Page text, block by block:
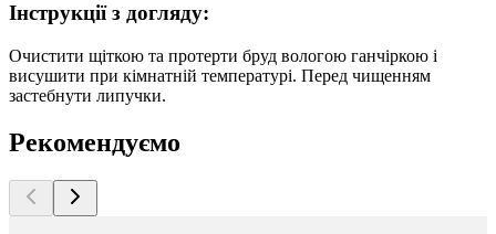
Інструкції з догляду:
Очистити щіткою та протерти бруд вологою ганчіркою і
висушити при кімнатній температурі. Перед чищенням
застебнути липучки.
Рекомендуємо